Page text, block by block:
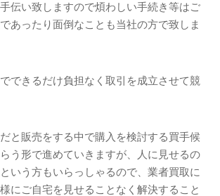
伝い致しますので煩わしい手続き等はご
あったり面倒なことも当社の方で致しま
できるだけ負担なく取引を成立させて競
と販売をする中で購入を検討する買手候
う形で進めていきますが、人に見せるの
いう方もいらっしゃるので、業者買取に
にご自宅を見せることなく解決すること